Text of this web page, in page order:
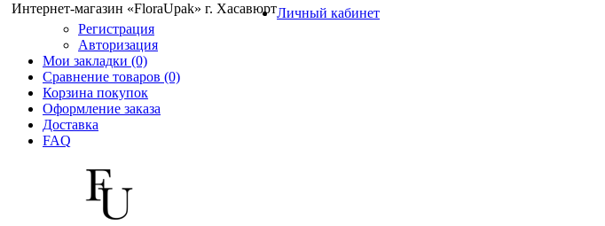
Интернет-магазин «FloraUpak» г. ХасавюртЛичный кабинет
Регистрация
Авторизация
Мои закладки (0)
Сравнение товаров (0)
Корзина покупок
Оформление заказа
Доставка
FAQ